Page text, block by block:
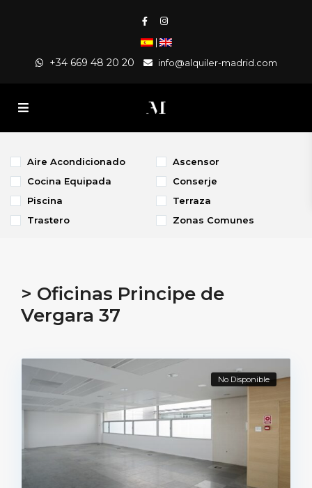
|
+34 669 48 20 20 info@alquiler-madrid.com
Aire Acondicionado
Ascensor
Cocina Equipada
Conserje
Piscina
Terraza
Trastero
Zonas Comunes
> Oficinas Principe de
Vergara 37
No Disponible